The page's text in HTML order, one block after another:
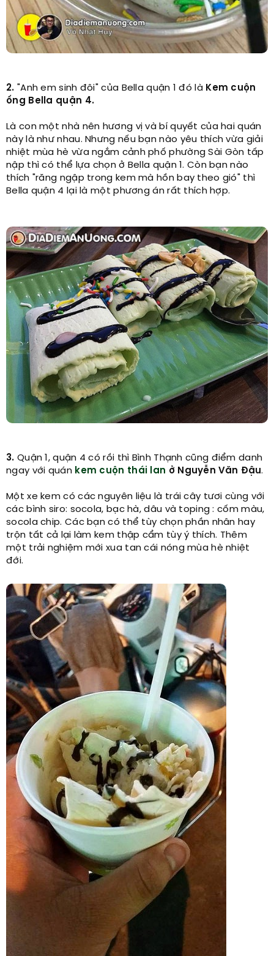
2. "Anh em sinh đôi" của Bella quận 1 đó là Kem cuộn
ống Bella quận 4.
Là con một nhà nên hương vị và bí quyết của hai quán
này là như nhau. Nhưng nếu bạn nào yêu thích vừa giải
nhiệt mùa hè vừa ngắm cảnh phố phường Sài Gòn tấp
nập thì có thể lựa chọn ở Bella quận 1. Còn bạn nào
thích "răng ngập trong kem mà hồn bay theo gió" thì
Bella quận 4 lại là một phương án rất thích hợp.
3. Quận 1, quận 4 có rồi thì Bình Thạnh cũng điểm danh
ngay với quán kem cuộn thái lan ở Nguyễn Văn Đậu.
Một xe kem có các nguyên liệu là trái cây tươi cùng với
các bình siro: socola, bạc hà, dâu và toping : cốm màu,
socola chip. Các bạn có thể tùy chọn phần nhân hay
trộn tất cả lại làm kem thập cẩm tùy ý thích. Thêm
một trải nghiệm mới xua tan cái nóng mùa hè nhiệt
đới.